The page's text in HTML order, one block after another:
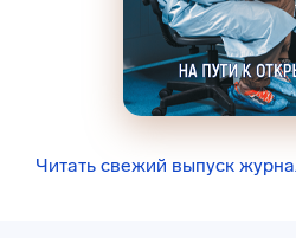
Читать свежий выпуск